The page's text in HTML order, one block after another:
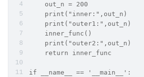
    out_n = 200
    print("inner:",out_n)
    print("outer1:",out_n)
    inner_func()
    print("outer2:",out_n)
    return inner_func
if __name__ == '__main__':